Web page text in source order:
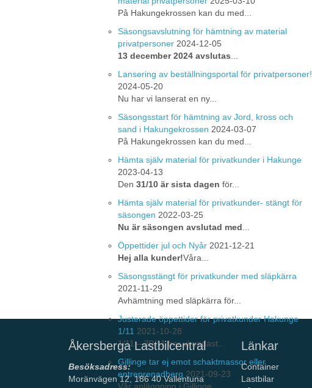
På Hakungekrossen kan du med...
Säsongsavslutning för hämtning av material
privatpersoner 2024-12-05
13 december 2024 avslutas
Lansering av beställningsportal för privatpersoner!
2024-05-20
Nu har vi lanserat en ny...
Säsongsstart för hämtning av Jord, kross och
sand i Hakungekrossen 2024-03-07
På Hakungekrossen kan du med...
Hämta själv material för privatkunder i Hakunge
2023-04-13
Den 31/10 är sista dagen för...
Hämta själv material för privatkunder- stängt för
säsongen 2022-03-25
Nu är säsongen avslutad med
Öppettider jul och Nyår 2021-12-21
Hej alla kunder!Våra...
Säsongsstängt för privatkunder med släpkärra
2021-11-29
Avhämtning med släpkärra för...
Justerade öppettider för privatkunder Hakunge
1/11 2021-10-28
1/11 – 30/11 har vi endast...
Gillinge tar ej emot schaktmassor eller
entreprenadberg 2021-09-23
Åkersberga Lastbilcentral
Besöksadress:
Moränvägen 12, 186 40 Vallentuna
Länkar
Container
Lastbilar